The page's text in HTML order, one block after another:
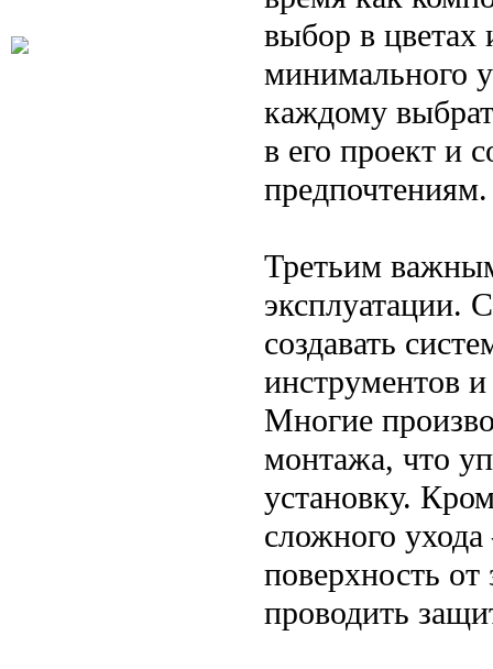
выбор в цветах
минимального
каждому
в его проект и
предпочтениям.
Третьим
эксплуатации.
создавать
инструментов
Многие
монтажа, что
установку.
сложного
поверхность
проводить